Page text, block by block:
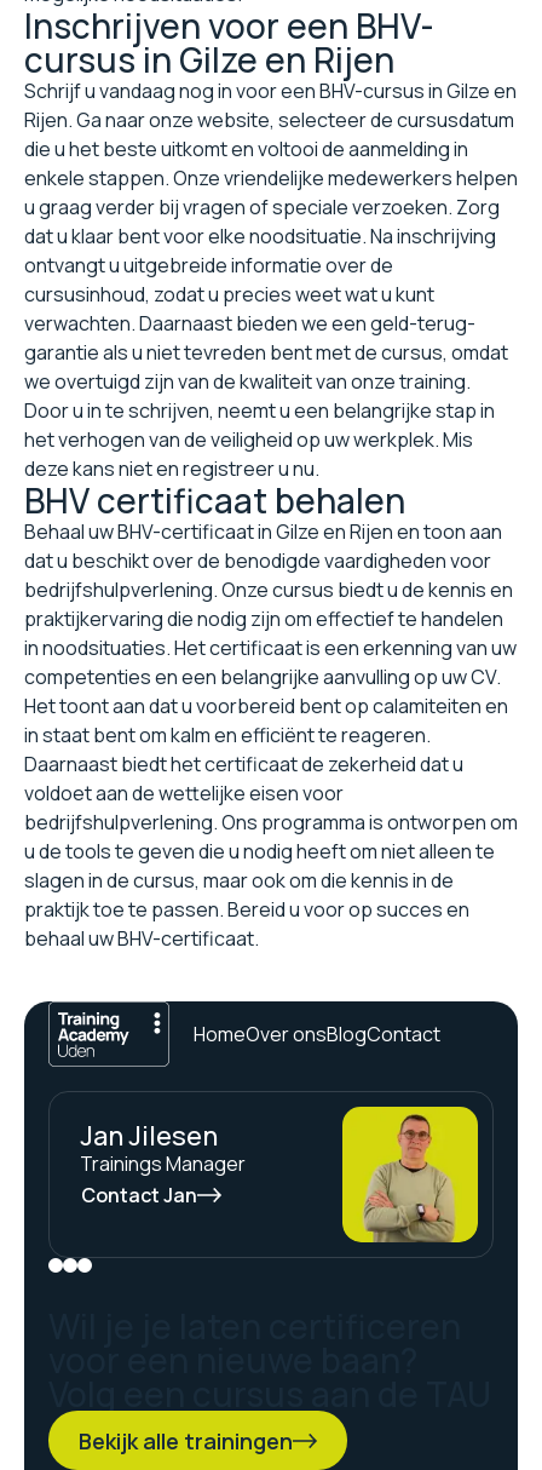
Inschrijven voor een BHV-
cursus in Gilze en Rijen
Schrijf u vandaag nog in voor een BHV-cursus in Gilze en
Rijen. Ga naar onze website, selecteer de cursusdatum
die u het beste uitkomt en voltooi de aanmelding in
enkele stappen. Onze vriendelijke medewerkers helpen
u graag verder bij vragen of speciale verzoeken. Zorg
dat u klaar bent voor elke noodsituatie. Na inschrijving
ontvangt u uitgebreide informatie over de
cursusinhoud, zodat u precies weet wat u kunt
verwachten. Daarnaast bieden we een geld-terug-
garantie als u niet tevreden bent met de cursus, omdat
we overtuigd zijn van de kwaliteit van onze training.
Door u in te schrijven, neemt u een belangrijke stap in
het verhogen van de veiligheid op uw werkplek. Mis
deze kans niet en registreer u nu.
BHV certificaat behalen
Behaal uw BHV-certificaat in Gilze en Rijen en toon aan
dat u beschikt over de benodigde vaardigheden voor
bedrijfshulpverlening. Onze cursus biedt u de kennis en
praktijkervaring die nodig zijn om effectief te handelen
in noodsituaties. Het certificaat is een erkenning van uw
competenties en een belangrijke aanvulling op uw CV.
Het toont aan dat u voorbereid bent op calamiteiten en
in staat bent om kalm en efficiënt te reageren.
Daarnaast biedt het certificaat de zekerheid dat u
voldoet aan de wettelijke eisen voor
bedrijfshulpverlening. Ons programma is ontworpen om
u de tools te geven die u nodig heeft om niet alleen te
slagen in de cursus, maar ook om die kennis in de
praktijk toe te passen. Bereid u voor op succes en
behaal uw BHV-certificaat.
HomeOver onsBlogContact
Jan Jilesen
Trainings Manager
Contact Jan
Bekijk alle trainingen